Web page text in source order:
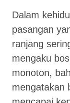
Dalam
pasangan
ranjang
mengaku
monoton,
mengatakan